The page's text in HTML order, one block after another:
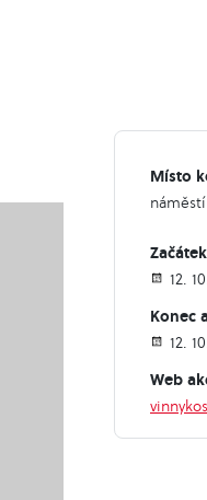
Místo
12.
Konec
12.
Web